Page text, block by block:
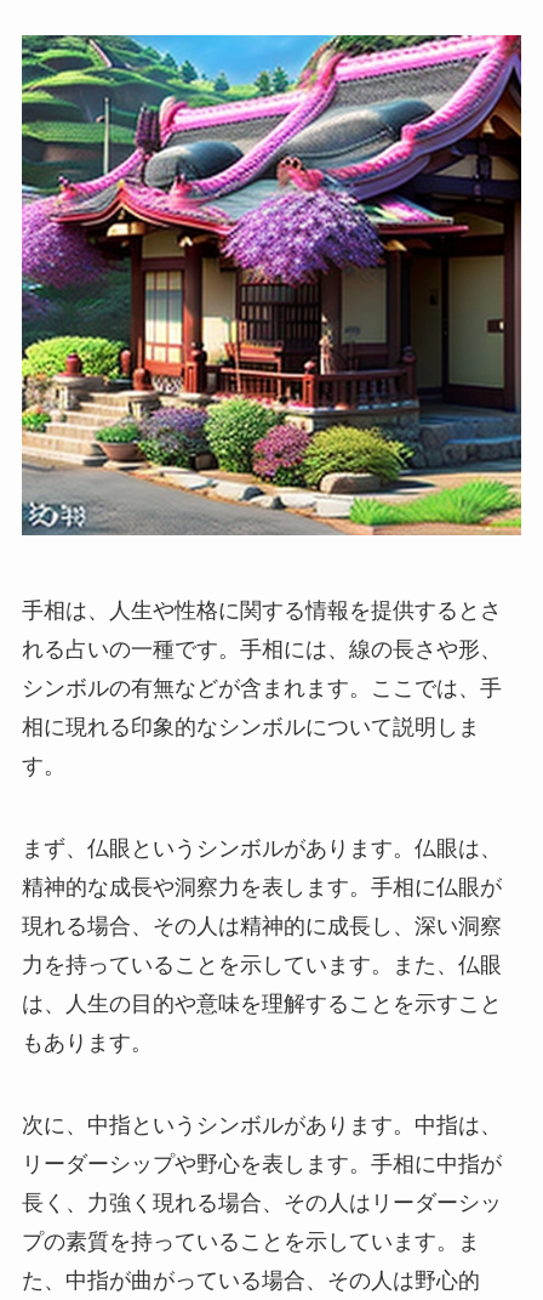
手相は、人生や性格に関する情報を提供するとさ
れる占いの一種です。手相には、線の長さや形、
シンボルの有無などが含まれます。ここでは、手
相に現れる印象的なシンボルについて説明しま
す。
まず、仏眼というシンボルがあります。仏眼は、
精神的な成長や洞察力を表します。手相に仏眼が
現れる場合、その人は精神的に成長し、深い洞察
力を持っていることを示しています。また、仏眼
は、人生の目的や意味を理解することを示すこと
もあります。
次に、中指というシンボルがあります。中指は、
リーダーシップや野心を表します。手相に中指が
長く、力強く現れる場合、その人はリーダーシッ
プの素質を持っていることを示しています。ま
た、中指が曲がっている場合、その人は野心的